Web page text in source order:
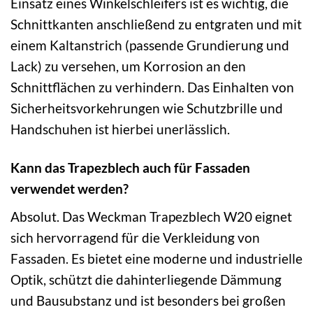
Einsatz eines Winkelschleifers ist es wichtig, die
Schnittkanten anschließend zu entgraten und mit
einem Kaltanstrich (passende Grundierung und
Lack) zu versehen, um Korrosion an den
Schnittflächen zu verhindern. Das Einhalten von
Sicherheitsvorkehrungen wie Schutzbrille und
Handschuhen ist hierbei unerlässlich.
Kann das Trapezblech auch für Fassaden
verwendet werden?
Absolut. Das Weckman Trapezblech W20 eignet
sich hervorragend für die Verkleidung von
Fassaden. Es bietet eine moderne und industrielle
Optik, schützt die dahinterliegende Dämmung
und Bausubstanz und ist besonders bei großen